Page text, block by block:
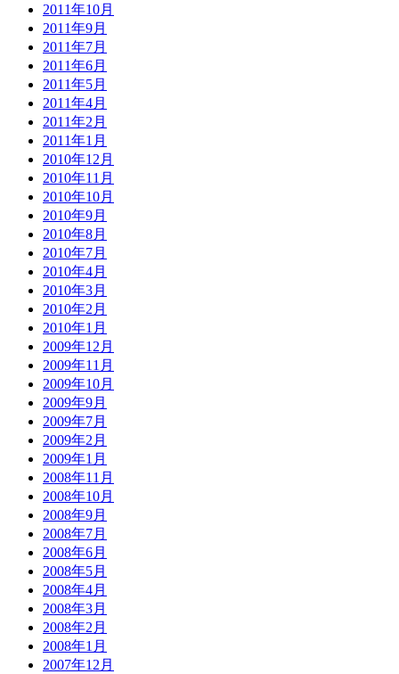
2011年10月
2011年9月
2011年7月
2011年6月
2011年5月
2011年4月
2011年2月
2011年1月
2010年12月
2010年11月
2010年10月
2010年9月
2010年8月
2010年7月
2010年4月
2010年3月
2010年2月
2010年1月
2009年12月
2009年11月
2009年10月
2009年9月
2009年7月
2009年2月
2009年1月
2008年11月
2008年10月
2008年9月
2008年7月
2008年6月
2008年5月
2008年4月
2008年3月
2008年2月
2008年1月
2007年12月